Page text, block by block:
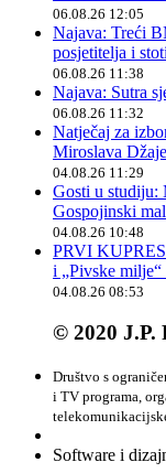
06.08.26 12:05
Najava: Treći
posjetitelja i
06.08.26 11:38
Najava: Sutra
06.08.26 11:32
Natječaj za
Miroslava
04.08.26 11:29
Gosti u studiju:
Gospojinski
04.08.26 10:48
PRVI
i „Pivske
04.08.26 08:53
© 2020 J.P.
Društvo s
i TV programa,
Software i